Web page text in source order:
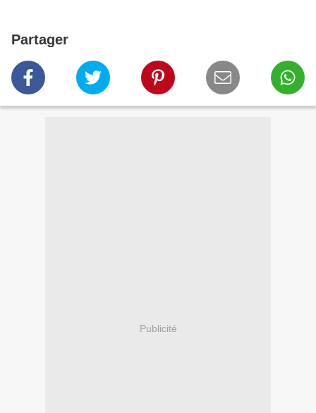
Partager
Publicité